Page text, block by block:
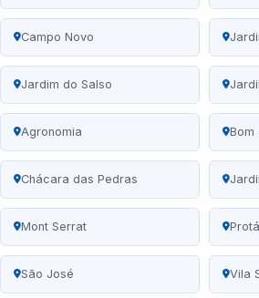
Campo Novo
Jardim do Salso
Agronomia Bom
Chácara das Pedras
Mont Serrat
São José Vila